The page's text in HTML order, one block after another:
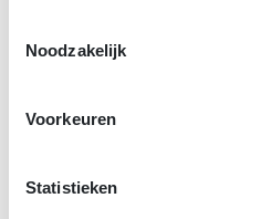
Noodzakelijk
Voorkeuren
Statistieken
Media